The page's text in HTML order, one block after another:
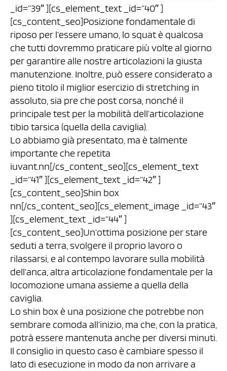
_id=”39″ ][cs_element_text _id=”40″ ]
[cs_content_seo]Posizione fondamentale di
riposo per l’essere umano, lo squat è qualcosa
che tutti dovremmo praticare più volte al giorno
per garantire alle nostre articolazioni la giusta
manutenzione. Inoltre, può essere considerato a
pieno titolo il miglior esercizio di stretching in
assoluto, sia pre che post corsa, nonché il
principale test per la mobilità dell’articolazione
tibio tarsica (quella della caviglia).
Lo abbiamo già presentato, ma è talmente
importante che repetita
iuvant.nn[/cs_content_seo][cs_element_text
_id=”41″ ][cs_element_text _id=”42″ ]
[cs_content_seo]Shin box
nn[/cs_content_seo][cs_element_image _id=”43″
][cs_element_text _id=”44″ ]
[cs_content_seo]Un’ottima posizione per stare
seduti a terra, svolgere il proprio lavoro o
rilassarsi, e al contempo lavorare sulla mobilità
dell’anca, altra articolazione fondamentale per la
locomozione umana assieme a quella della
caviglia.
Lo shin box è una posizione che potrebbe non
sembrare comoda all’inizio, ma che, con la pratica,
potrà essere mantenuta anche per diversi minuti.
Il consiglio in questo caso è cambiare spesso il
lato di esecuzione in modo da non arrivare a